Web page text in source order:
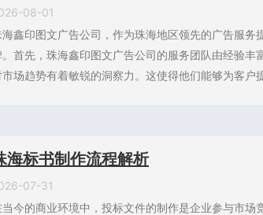
08-01
海鑫印图文广告公司，作为珠海地区领先的广告服
。首先，珠海鑫印图文广告公司的服务团队由经验
场趋势有着敏锐的洞察力。这使得他们能够为客户
海标书制作流程解析
07-31
当今的商业环境中，投标文件的制作是企业参与市